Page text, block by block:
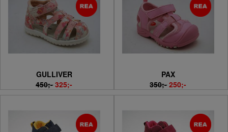
GULLIVER
450;- 325;-
PAX
350;- 250;-